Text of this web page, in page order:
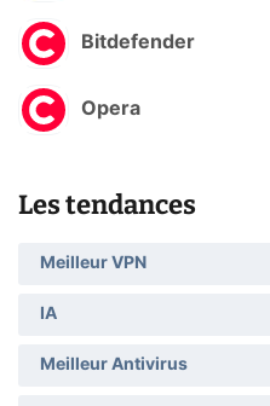
Bitdefender
Opera
Les tendances
Meilleur VPN
IA
Meilleur Antivirus